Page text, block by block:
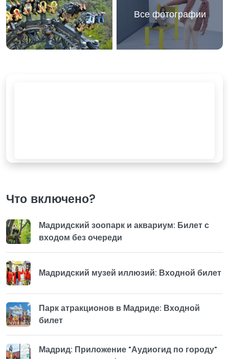
Все фотографии
Что включено?
Мадридский зоопарк и аквариум: Билет с
входом без очереди
Мадридский музей иллюзий: Входной билет
Парк атракционов в Мадриде: Входной
билет
Мадрид: Приложение "Аудиогид по городу"